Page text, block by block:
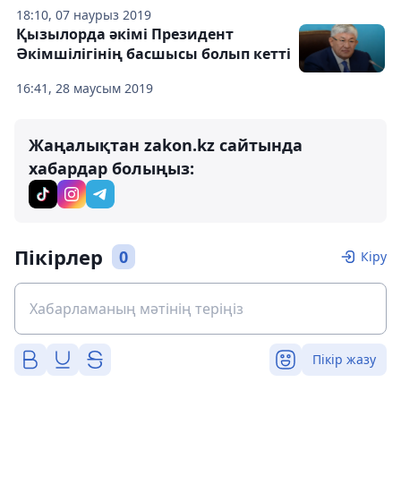
18:10, 07 наурыз 2019
16:41, 28 маусым 2019
Қызылорда әкімі Президент
Әкімшілігінің басшысы болып кетті
Жаңалықтан zakon.kz сайтында
хабардар болыңыз:
Пікірлер 0 Кіру
Пікір жазу